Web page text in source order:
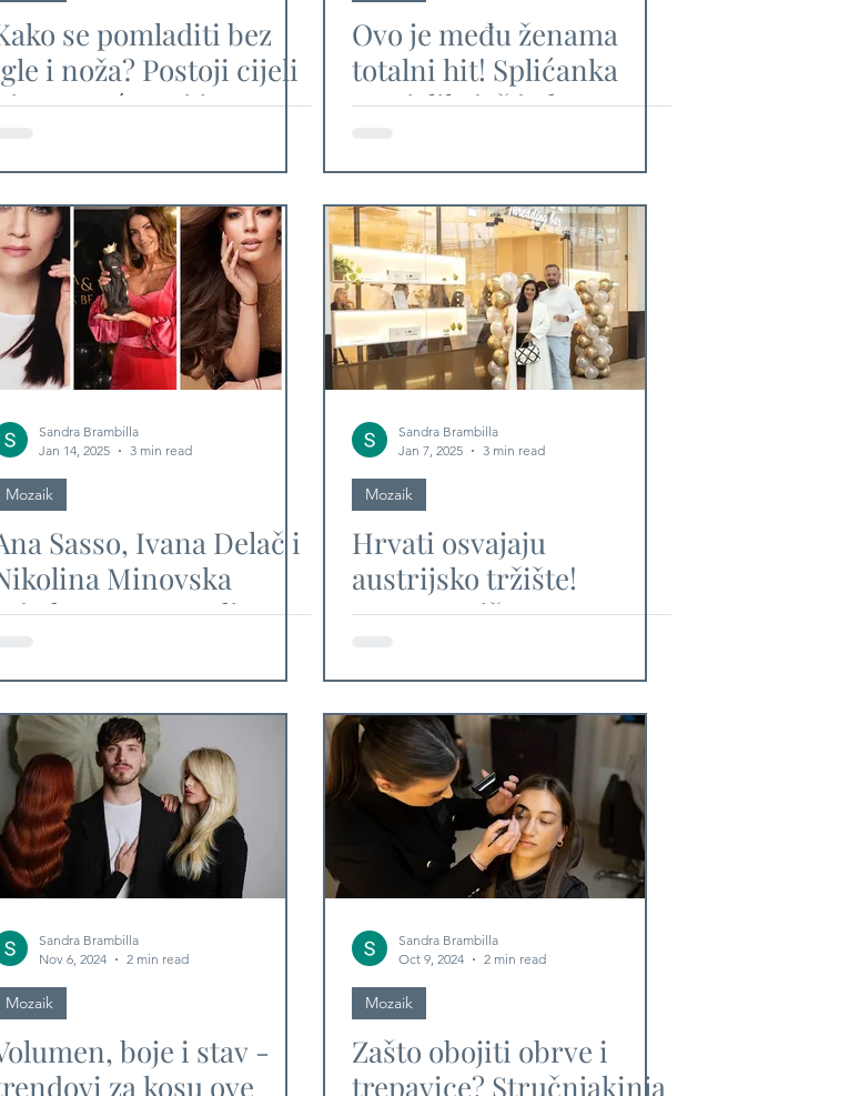
se pomladiti bez
i noža? Postoji cijeli
mogućnosti i nemate
Evo što se
nudi!
Ovo je među ženama
totalni hit! Splićanka
osmislila još jednu
odmah „poludjele“ za
njom!
Sandra Brambilla
Jan 14, 2025
3 min read
Mozaik
Sasso, Ivana Delač i
Minovska
na nagradi
Sandra Brambilla
Jan 7, 2025
3 min read
Mozaik
Hrvati osvajaju
austrijsko tržište!
Imamo priču o
postao hit u Beču
Sandra Brambilla
Nov 6, 2024
2 min read
Mozaik
boje i stav -
za kosu ove
Sandra Brambilla
Oct 9, 2024
2 min read
Mozaik
Zašto obojiti obrve i
trepavice? Stručnjakinja